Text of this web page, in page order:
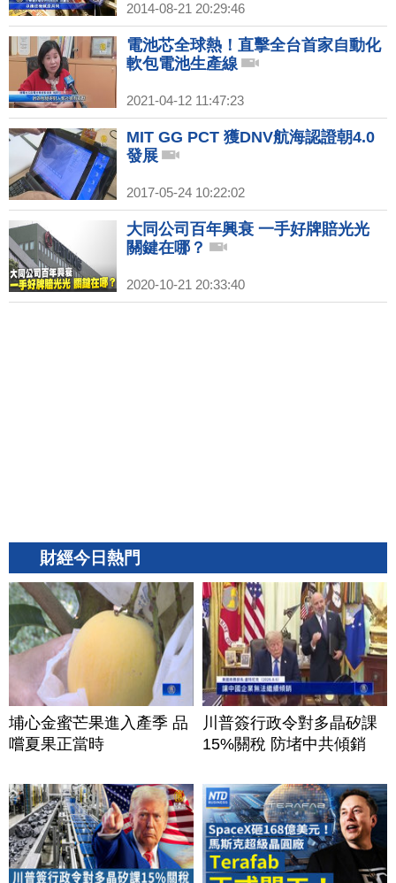
2014-08-21 20:29:46
電池芯全球熱！直擊全台首家自動化
軟包電池生產線
2021-04-12 11:47:23
MIT GG PCT 獲DNV航海認證朝4.0
發展
2017-05-24 10:22:02
大同公司百年興衰 一手好牌賠光光
關鍵在哪？
2020-10-21 20:33:40
財經今日熱門
埔心金蜜芒果進入產季 品
嚐夏果正當時
川普簽行政令對多晶矽課
15%關稅 防堵中共傾銷